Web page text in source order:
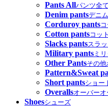
Pants Allパンツ全て
Denim pantsデニ
Corduroy pants
Cotton pantsコッ
Slacks pantsスラ
Military pants ミ
Other Pantsその
Pattern&Sweat
Short pantsショー
Overallsオーバーオ
Shoesシューズ